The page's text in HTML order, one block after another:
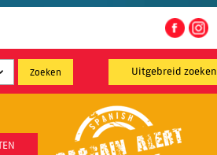
Uitgebreid zoeken